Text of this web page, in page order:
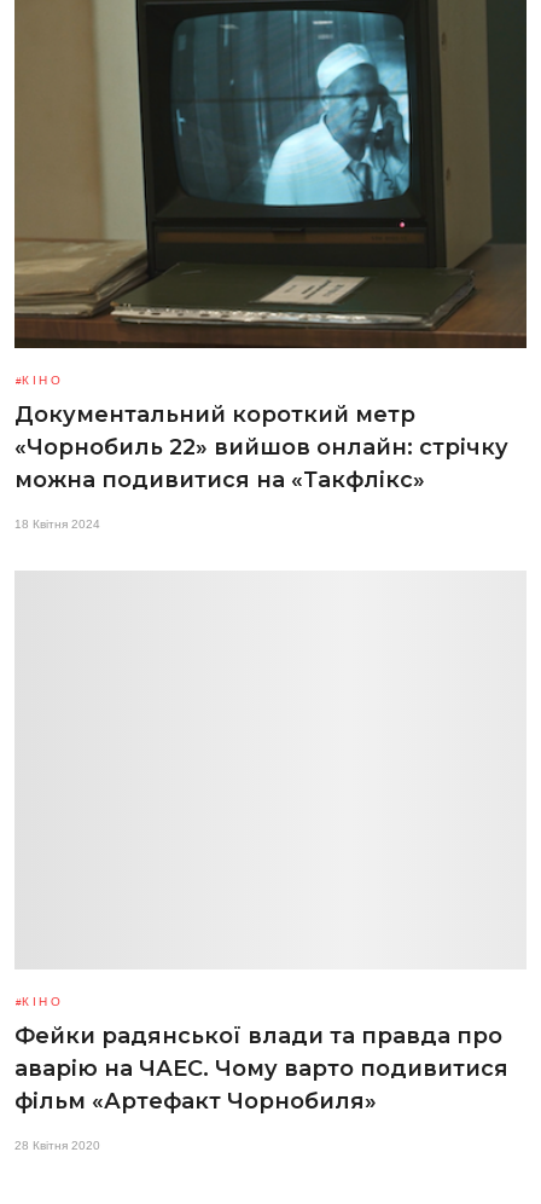
КІНО
Документальний короткий метр
«Чорнобиль 22» вийшов онлайн: стрічку
можна подивитися на «Такфлікс»
18 Квітня 2024
КІНО
Фейки радянської влади та правда про
аварію на ЧАЕС. Чому варто подивитися
фільм «Артефакт Чорнобиля»
28 Квітня 2020